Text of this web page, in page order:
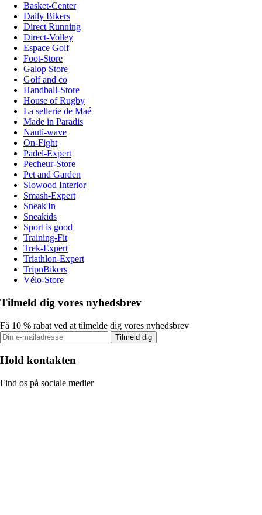
Basket-Center
Daily Bikers
Direct Running
Direct-Volley
Espace Golf
Foot-Store
Galop Store
Golf and co
Handball-Store
House of Rugby
La sellerie de Maé
Made in Paradis
Nauti-wave
On-Fight
Padel-Expert
Pecheur-Store
Pet and Garden
Slowood Interior
Smash-Expert
Sneak'In
Sneakids
Sport is good
Training-Fit
Trek-Expert
Triathlon-Expert
TripnBikers
Vélo-Store
Tilmeld dig vores nyhedsbrev
Få 10 % rabat ved at tilmelde dig vores nyhedsbrev
Tilmeld dig
Hold kontakten
Find os på sociale medier